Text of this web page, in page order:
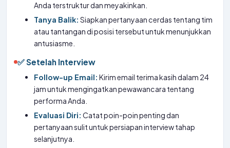
Anda terstruktur dan meyakinkan.
Tanya Balik: Siapkan pertanyaan cerdas tentang tim
atau tantangan di posisi tersebut untuk menunjukkan
antusiasme.
✅ Setelah Interview
Follow-up Email: Kirim email terima kasih dalam 24
jam untuk mengingatkan pewawancara tentang
performa Anda.
Evaluasi Diri: Catat poin-poin penting dan
pertanyaan sulit untuk persiapan interview tahap
selanjutnya.